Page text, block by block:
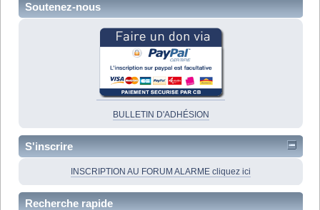
Soutenez-nous
BULLETIN D'ADHÉSION
S'inscrire
INSCRIPTION AU FORUM ALARME cliquez ici
Recherche rapide